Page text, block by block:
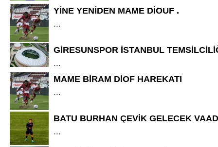
YİNE YENİDEN MAME DİOUF .
...
GİRESUNSPOR İSTANBUL
...
MAME BİRAM DİOF HAREKATI
...
BATU BURHAN ÇEVİK GELECEK
...